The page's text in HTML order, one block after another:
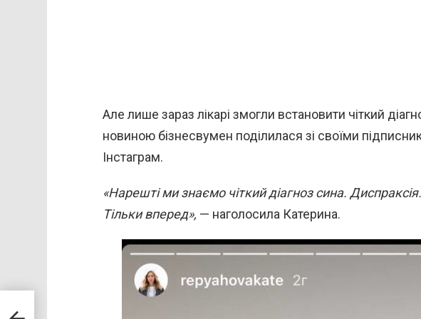
Але лише зараз лікарі змогли встановити чіткий
новиною бізнесвумен поділилася зі своїми
Інстаграм.
«Нарешті ми знаємо чіткий діагноз сина.
Тільки вперед», — наголосила Катерина.